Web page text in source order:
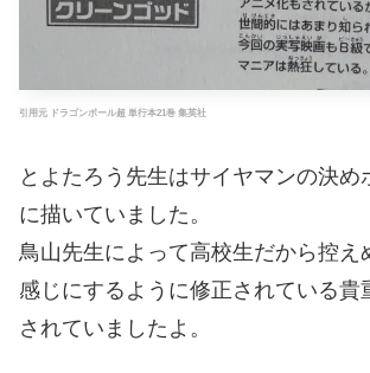
引用元 ドラゴンボール超 単行本21巻 集英社
とよたろう先生はサイヤマンの決め
に描いていました。
鳥山先生によって高校生だから控え
感じにするように修正されている貴
されていましたよ。